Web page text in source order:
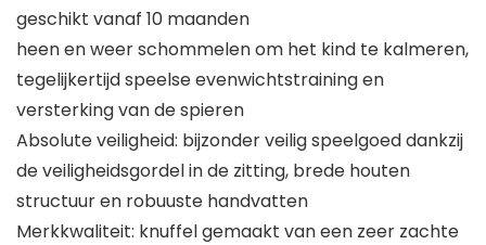
geschikt vanaf 10 maanden
heen en weer schommelen om het kind te kalmeren,
tegelijkertijd speelse evenwichtstraining en
versterking van de spieren
Absolute veiligheid: bijzonder veilig speelgoed dankzij
de veiligheidsgordel in de zitting, brede houten
structuur en robuuste handvatten
Merkkwaliteit: knuffel gemaakt van een zeer zachte